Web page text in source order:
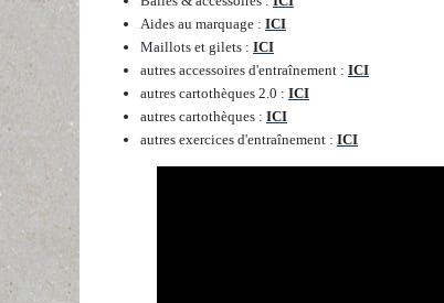
Aides au marquage : ICI
Maillots et gilets : ICI
autres accessoires d'entraînement : ICI
autres cartothèques 2.0 : ICI
autres cartothèques : ICI
autres exercices d'entraînement : ICI